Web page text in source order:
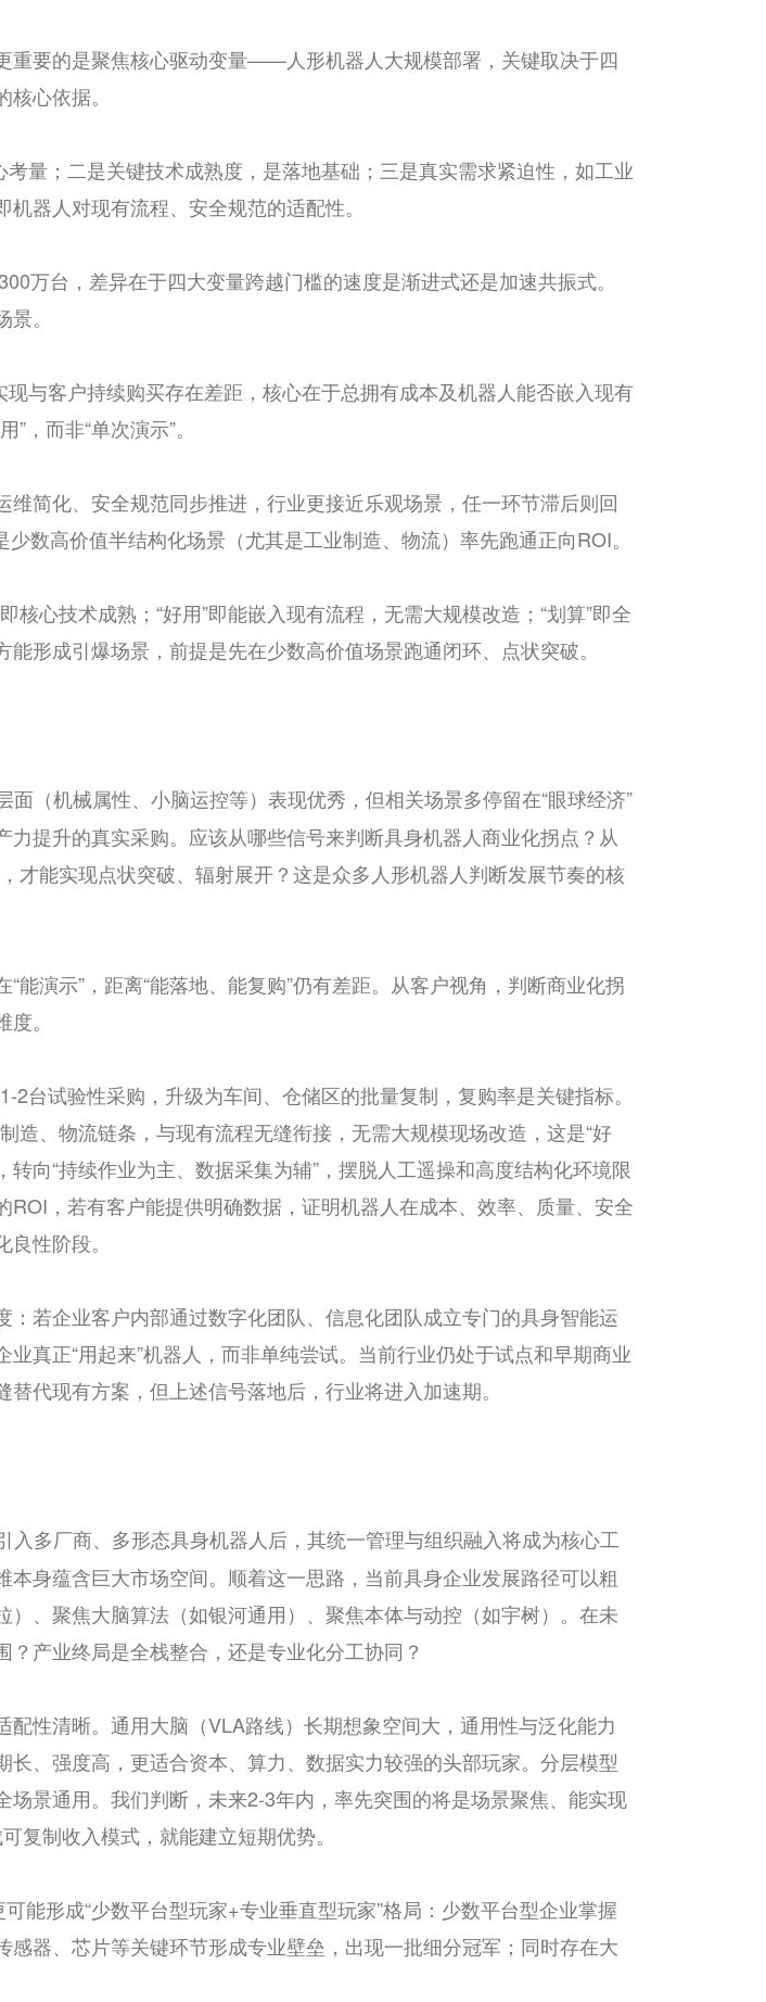
重要的是聚焦核心驱动变量——人形机器人大规模部署，关键取决于四
心依据。
量；二是关键技术成熟度，是落地基础；三是真实需求紧迫性，如工业
器人对现有流程、安全规范的适配性。
万台，差异在于四大变量跨越门槛的速度是渐进式还是加速共振式。
。
与客户持续购买存在差距，核心在于总拥有成本及机器人能否嵌入现有
，而非“单次演示”。
简化、安全规范同步推进，行业更接近乐观场景，任一环节滞后则回
数高价值半结构化场景（尤其是工业制造、物流）率先跑通正向ROI。
核心技术成熟；“好用”即能嵌入现有流程，无需大规模改造；“划算”即全
形成引爆场景，前提是先在少数高价值场景跑通闭环、点状突破。
面（机械属性、小脑运控等）表现优秀，但相关场景多停留在“眼球经济”
提升的真实采购。应该从哪些信号来判断具身机器人商业化拐点？从
才能实现点状突破、辐射展开？这是众多人形机器人判断发展节奏的核
演示”，距离“能落地、能复购”仍有差距。从客户视角，判断商业化拐
。
2台试验性采购，升级为车间、仓储区的批量复制，复购率是关键指标。
造、物流链条，与现有流程无缝衔接，无需大规模现场改造，这是“好
转向“持续作业为主、数据采集为辅”，摆脱人工遥操和高度结构化环境限
，若有客户能提供明确数据，证明机器人在成本、效率、质量、安全
性阶段。
若企业客户内部通过数字化团队、信息化团队成立专门的具身智能运
真正“用起来”机器人，而非单纯尝试。当前行业仍处于试点和早期商业
代现有方案，但上述信号落地后，行业将进入加速期。
多厂商、多形态具身机器人后，其统一管理与组织融入将成为核心工
身蕴含巨大市场空间。顺着这一思路，当前具身企业发展路径可以粗
、聚焦大脑算法（如银河通用）、聚焦本体与动控（如宇树）。在未
产业终局是全栈整合，还是专业化分工协同？
性清晰。通用大脑（VLA路线）长期想象空间大，通用性与泛化能力
、强度高，更适合资本、算力、数据实力较强的头部玩家。分层模型
景通用。我们判断，未来2-3年内，率先突围的将是场景聚焦、能实现
复制收入模式，就能建立短期优势。
能形成“少数平台型玩家+专业垂直型玩家”格局：少数平台型企业掌握
器、芯片等关键环节形成专业壁垒，出现一批细分冠军；同时存在大